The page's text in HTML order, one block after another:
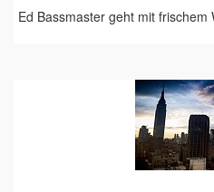
Ed Bassmaster geht mit frischem